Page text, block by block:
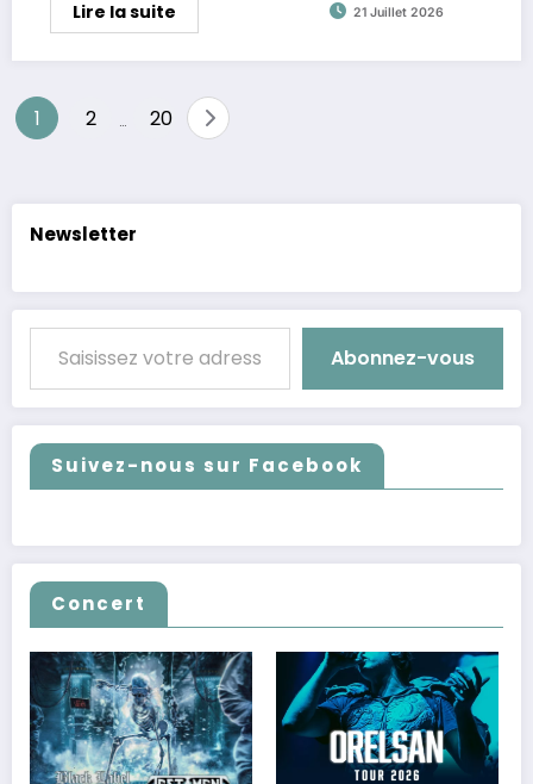
Lire la suite 21 Juillet 2026
Pagination
1 2 20
Newsletter
Saisissez votre adresse e-mail…
Abonnez-vous
Suivez-nous sur Facebook
Concert